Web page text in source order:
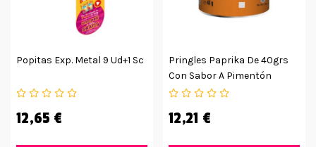
Popitas Exp. Metal 9 Ud+1 Sc
12,65 €
Pringles Paprika De 40grs
Con Sabor A Pimentón
12,21 €